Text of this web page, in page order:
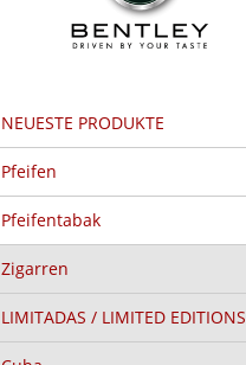
NEUESTE PRODUKTE
Pfeifen
Pfeifentabak
Zigarren
LIMITADAS / LIMITED EDITIONS